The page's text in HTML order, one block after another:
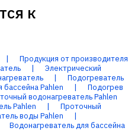
к
|
Продукция от производителя
|
Электрический
|
Подогреватель
бассейна Pahlen |
Подогрев
водонагреватель Pahlen
Pahlen |
Проточный
воды Pahlen
|
Водонагреватель для бассейна